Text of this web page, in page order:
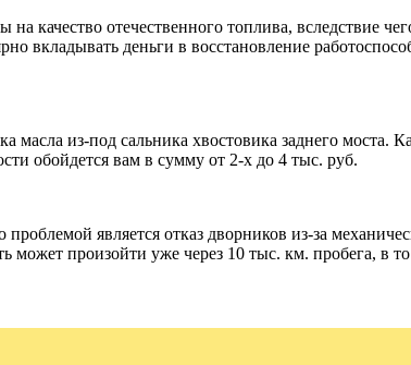
качество отечественного топлива, вследствие
вкладывать деньги в восстановление
масла из-под сальника хвостовика заднего
обойдется вам в сумму от 2-х до 4 тыс. руб.
является отказ дворников из-за
может произойти уже через 10 тыс. км. пробега, в